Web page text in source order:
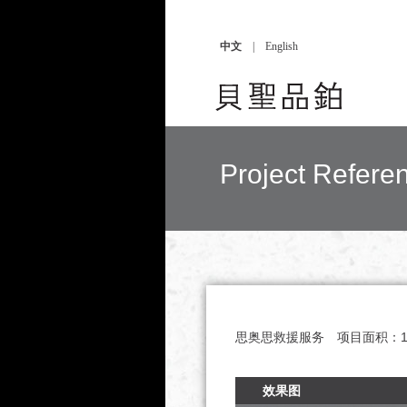
中文 English
Project
思奥思救援服务 项目面积：
效果图